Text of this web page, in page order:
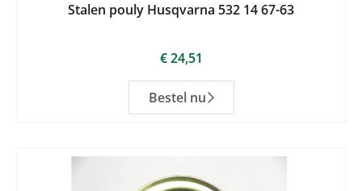
Stalen pouly Husqvarna 532 14 67-63
€24,51
Bestel nu